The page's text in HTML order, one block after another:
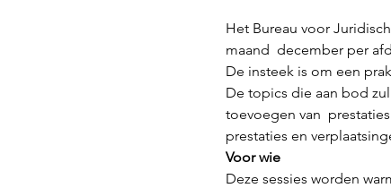
Het Bureau voor
maand  december per
De insteek is om een
De topics die aan bod
toevoegen van
prestaties en
Voor wie
Deze sessies worden